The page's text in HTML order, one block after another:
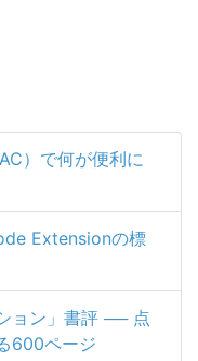
）で何が便利に
Extensionの標
ョン」書評 ── 点
600ページ